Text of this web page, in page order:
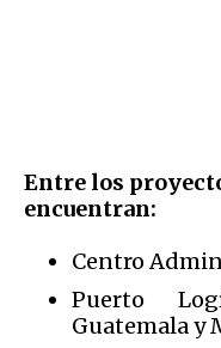
Entre los
encuentran:
Centro
Puerto
Guatemala y